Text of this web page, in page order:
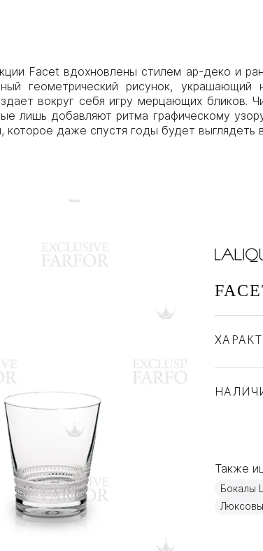
Facet вдохновлены стилем ар-деко и
геометрический рисунок,
вокруг себя игру мерцающих бликов.
лишь добавляют ритма графическому
которое даже спустя годы будет
Также
Бокалы